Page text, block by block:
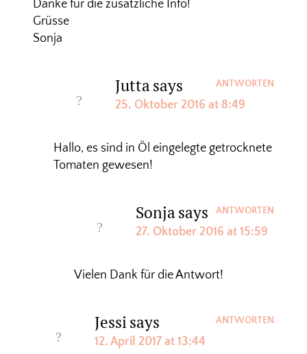
Danke für die zusätzliche Info!
Grüsse
Sonja
Juttasays
25. Oktober 2016 at 8:49
Hallo, es sind in Öl eingelegte getrocknete
Tomaten gewesen!
ANTWORTEN
Sonjasays
27. Oktober 2016 at 15:59
Vielen Dank für die Antwort!
ANTWORTEN
Jessisays
12. April 2017 at 13:44
ANTWORTEN